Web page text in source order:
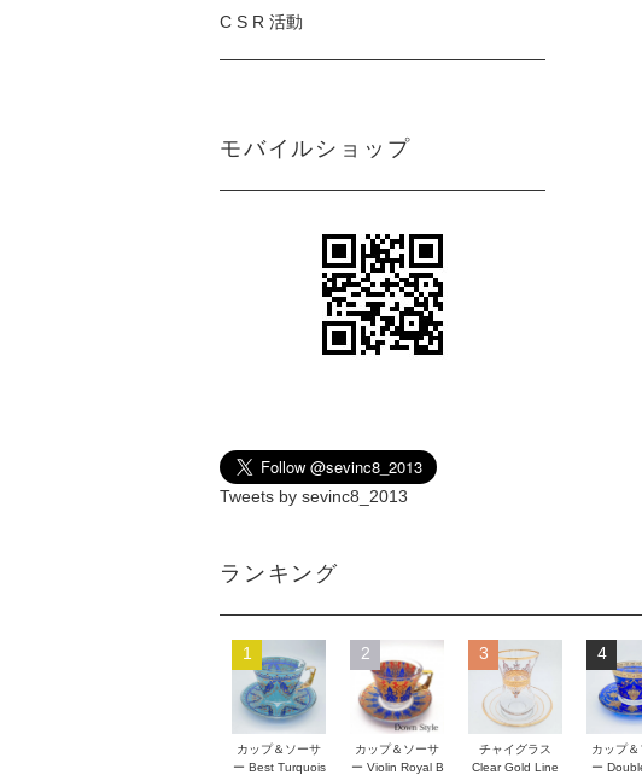
C S R 活動
モバイルショップ
Tweets by sevinc8_2013
ランキング
1
カップ＆ソーサ
ー Best Turquois
2
カップ＆ソーサ
ー Violin Royal B
3
チャイグラス
Clear Gold Line
4
カップ
ー